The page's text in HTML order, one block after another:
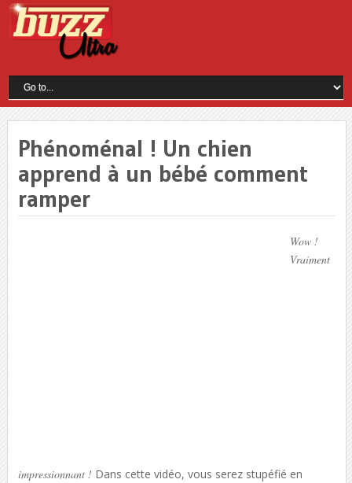
Phénoménal ! Un chien
apprend à un bébé comment
ramper
Wow !
Vraiment
impressionnant ! Dans cette vidéo, vous serez stupéfié en